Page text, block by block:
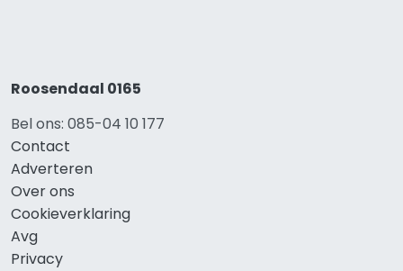
Roosendaal 0165
Bel ons: 085-04 10 177
Contact
Adverteren
Over ons
Cookieverklaring
Avg
Privacy